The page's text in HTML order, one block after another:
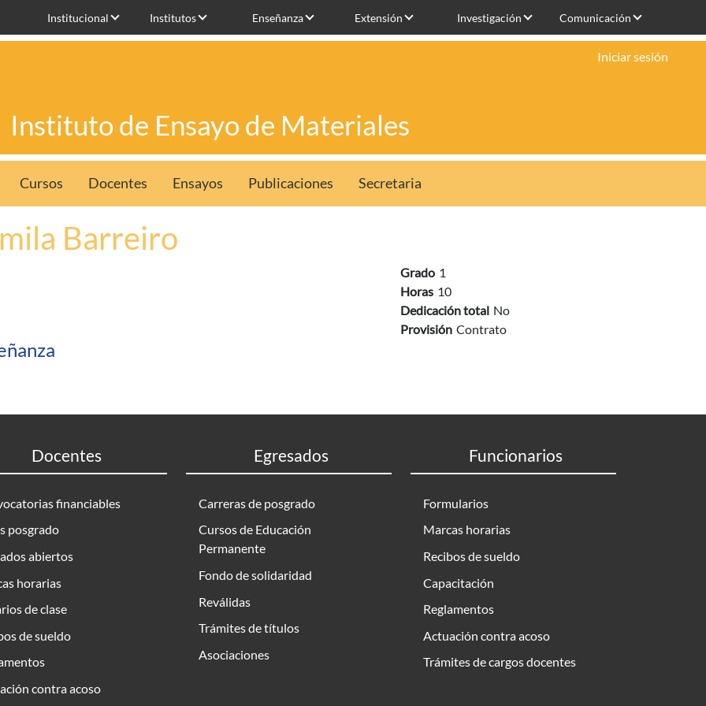
Institucional Institutos Enseñanza Extensión Investigación Comunicación
Instituto de Ensayo de Materiales
Iniciar sesión
Cursos Docentes Ensayos Publicaciones Secretaria
Barreiro
Grado 1
Horas 10
Dedicación total No
Provisión Contrato
Docentes
financiables
posgrado
abiertos
horarias
de clase
de sueldo
contra acoso
Egresados
Carreras de posgrado
Cursos de Educación
Permanente
Fondo de solidaridad
Reválidas
Trámites de títulos
Asociaciones
Funcionarios
Formularios
Marcas horarias
Recibos de sueldo
Capacitación
Reglamentos
Actuación contra acoso
Trámites de cargos docentes